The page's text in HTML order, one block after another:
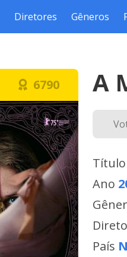
Diretores Gêneros
6790 A
Ano
País